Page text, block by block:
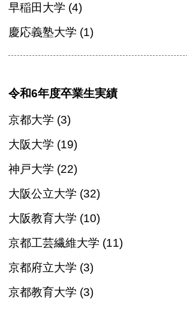
早稲田大学 (4)
慶応義塾大学 (1)
令和6年度卒業生実績
京都大学 (3)
大阪大学 (19)
神戸大学 (22)
大阪公立大学 (32)
大阪教育大学 (10)
京都工芸繊維大学 (11)
京都府立大学 (3)
京都教育大学 (3)